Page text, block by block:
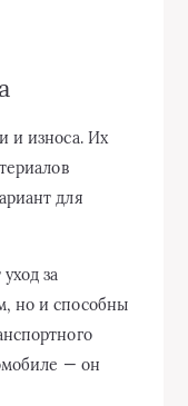
и износа. Их
для
за
но и способны
— он